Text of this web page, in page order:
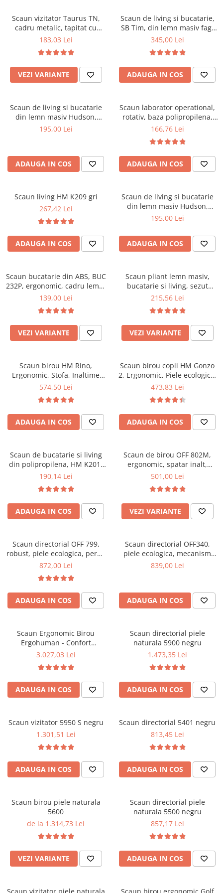
Saltele cu arcuri impachetate
individual
Saltele Memory Pocket
Saltele Memory Foam
Saltele Memory Pocket
Saltele cu plasa arcuri
Saltele cu spuma
Saltele cu spuma poliuretanica
Saltele 140x200
Saltele 180x200
Top saltele
Top saltele 5 cm
Top saltele 10 cm
Top saltele memory 5 cm
Saltele ieftine
Saltele cu plasa de arcuri
Paturi
Seturi de pat si saltea
Masute de toaleta
Mobilier living
Scaune pentru living
Comode living
Set mese plus scaune
Scaune ergonomice
Etajere Birou
Birouri
Scaune pentru birou
Scaune pentru vizitatori
Mobilier bucatarie
Scaune pentru bucatarie
Mobila bucatarie
Seturi mese si scaune bucatarie
Mobilier hol
Mobila hol
Suporturi si rafturi pantofi
Pantofare
Seturi mobilier hol
Stender haine
Suport pentru umerase
Etajere
Cuiere
Mese gradinita
Scaune gradinita
Set mese si scaune gradinita
Mobila camera copii
Saltele patuturi copii
Paturi copii
Masa si scaune gradinita
Seturi comode living si dormitor
Scaune birou
Scaune profesionale
Scaune resigilate
Scaune conferinta
Scaune terasa si outdoor
Scaun vizitator Taurus TN,
cadru metalic, tapitat cu
stofa, stivuibil, 120 kg, negru
183,03 Lei
VEZI VARIANTE
Scaun de living si bucatarie,
SB Tim, din lemn masiv fag,
tapiterie stofa, lacuit, 120 kg,
345,00 Lei
ADAUGA IN COS
Scaun de living si bucatarie
din lemn masiv Hudson,
tapiterie stofa,100 kg,
195,00 Lei
ADAUGA IN COS
Scaun laborator operational,
rotativ, baza polipropilena,
piele ecologica, inaltime
166,76 Lei
ADAUGA IN COS
Scaun living HM K209 gri
267,42 Lei
ADAUGA IN COS
Scaun de living si bucatarie
din lemn masiv Hudson,
tapiterie stofa,100 kg,
195,00 Lei
ADAUGA IN COS
Scaun bucatarie din ABS, BUC
232P, ergonomic, cadru lemn,
100 kg
139,00 Lei
VEZI VARIANTE
Scaun pliant lemn masiv,
bucatarie si living, sezut
tapitat cu piele ecologica, 100
215,56 Lei
VEZI VARIANTE
Scaun birou HM Rino,
Ergonomic, Stofa, Inaltime
reglabila, Mecanism
cm, Gri
574,50 Lei
ADAUGA IN COS
Scaun birou copii HM Gonzo
2, Ergonomic, Piele ecologica,
Inaltime ajustabila, Mecanism
473,83 Lei
ADAUGA IN COS
Scaun de bucatarie si living
din polipropilena, HM K201,
ergonomic, baza lemn masiv,
100 kg, alb
190,14 Lei
ADAUGA IN COS
Scaun de birou OFF 802M,
ergonomic, spatar inalt,
mecanism balans, roti
501,00 Lei
VEZI VARIANTE
Scaun directorial OFF 799,
robust, piele ecologica, perne
duble, baza cromata,
872,00 Lei
ADAUGA IN COS
Scaun directorial OFF340,
piele ecologica, mecanism
balans, robust, rabatabil 180
839,00 Lei
ADAUGA IN COS
Scaun Ergonomic Birou
Ergohuman - Confort
Premium, Reglaje Inteligente
Performanta la Birou
3.027,03 Lei
ADAUGA IN COS
Scaun directorial piele
naturala 5900 negru
1.473,35 Lei
ADAUGA IN COS
Scaun vizitator 5950 S negru
1.301,51 Lei
ADAUGA IN COS
Scaun directorial 5401 negru
813,45 Lei
ADAUGA IN COS
Scaun birou piele naturala
5600
de la 1.314,73 Lei
VEZI VARIANTE
Scaun directorial piele
naturala 5500 negru
857,17 Lei
ADAUGA IN COS